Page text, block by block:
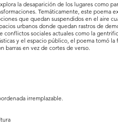
la desaparición de los lugares como
Temáticamente, este poema
que quedan suspendidos en el aire
urbanos donde quedan rastros de
conflictos sociales actuales como la
y el espacio público, el poema tomó
barras en vez de cortes de verso.
irremplazable.